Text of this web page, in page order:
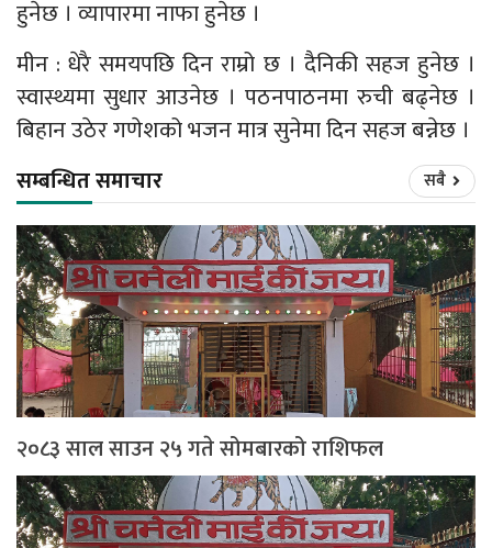
हुनेछ । व्यापारमा नाफा हुनेछ ।
मीन : धेरै समयपछि दिन राम्रो छ । दैनिकी सहज हुनेछ ।
स्वास्थ्यमा सुधार आउनेछ । पठनपाठनमा रुची बढ्नेछ ।
बिहान उठेर गणेशको भजन मात्र सुनेमा दिन सहज बन्नेछ ।
सम्बन्धित समाचार सबै
२०८३ साल साउन २५ गते सोमबारको राशिफल